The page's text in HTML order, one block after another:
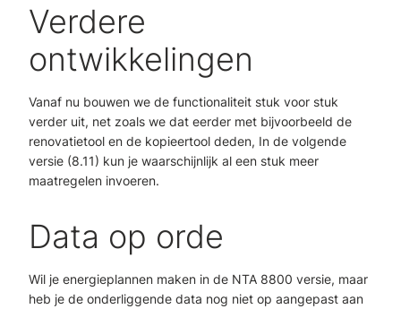
Verdere
ontwikkelingen
Vanaf nu bouwen we de functionaliteit stuk voor stuk
verder uit, net zoals we dat eerder met bijvoorbeeld de
renovatietool en de kopieertool deden, In de volgende
versie (8.11) kun je waarschijnlijk al een stuk meer
maatregelen invoeren.
Data op orde
Wil je energieplannen maken in de NTA 8800 versie, maar
heb je de onderliggende data nog niet op aangepast aan